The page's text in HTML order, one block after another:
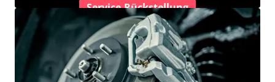
Service-Rückstellung